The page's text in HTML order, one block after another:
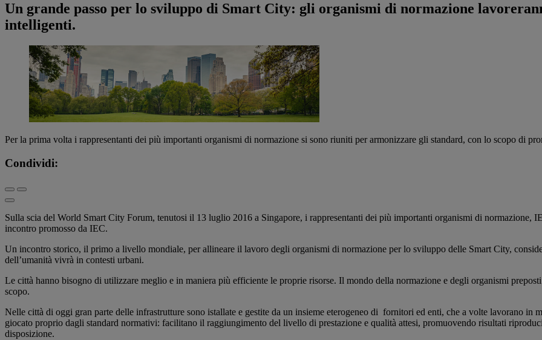
Un grande passo per lo sviluppo di Smart City: gli organismi di normazione
intelligenti.
Per la prima volta i rappresentanti dei più importanti organismi di normazione si sono riuniti per armonizzare gli standard, con lo scopo di
Condividi:
Sulla scia del World Smart City Forum, tenutosi il 13 luglio 2016 a Singapore, i rappresentanti dei più importanti organismi di
incontro promosso da IEC.
Un incontro storico, il primo a livello mondiale, per allineare il lavoro degli organismi di normazione per lo sviluppo delle Smart City,
dell’umanità vivrà in contesti urbani.
Le città hanno bisogno di utilizzare meglio e in maniera più efficiente le proprie risorse. Il mondo della normazione e degli organismi
scopo.
Nelle città di oggi gran parte delle infrastrutture sono istallate e gestite da un insieme eterogeneo di fornitori ed enti, che a volte lavorano in
giocato proprio dagli standard normativi: facilitano il raggiungimento del livello di prestazione e qualità attesi, promuovendo risultati
disposizione.